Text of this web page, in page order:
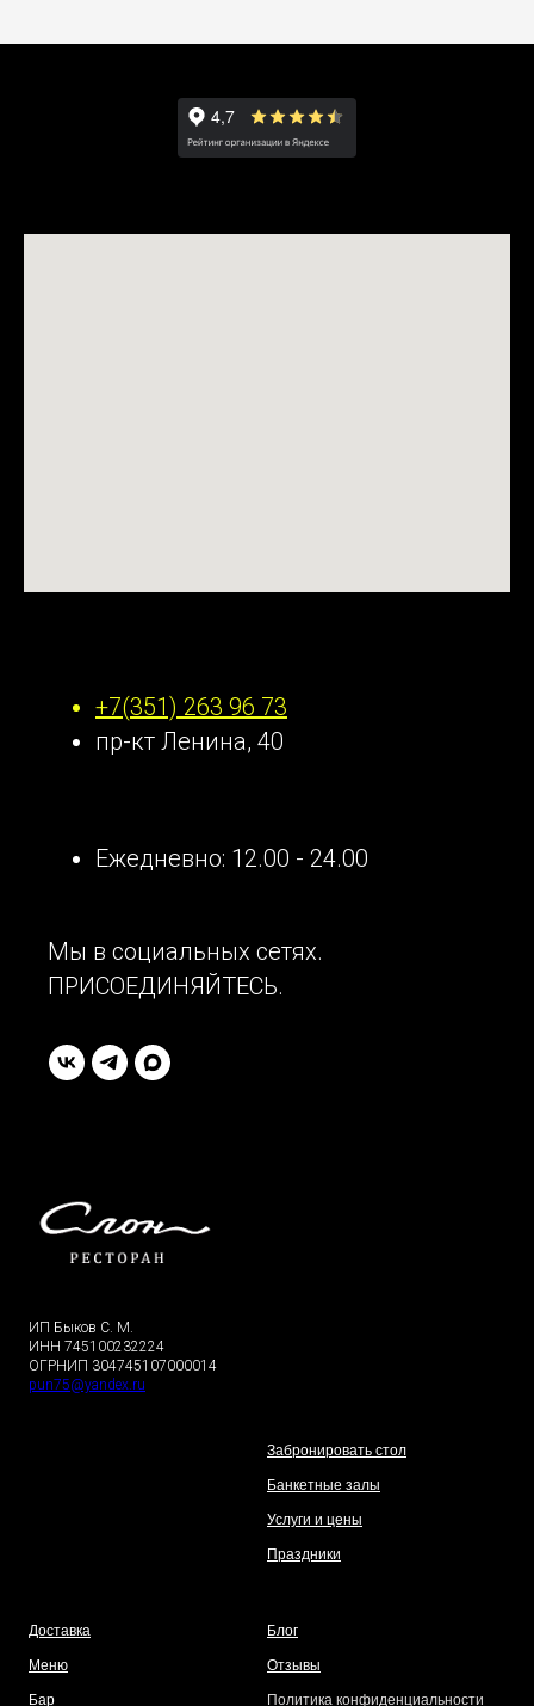
+7(351) 263 96 73
пр-кт Ленина, 40
Ежедневно: 12.00 - 24.00
Мы в социальных сетях.
ПРИСОЕДИНЯЙТЕСЬ.
ИП Быков С. М.
ИНН 745100232224
ОГРНИП 304745107000014
pun75@yandex.ru
Забронировать стол
Банкетные залы
Услуги и цены
Праздники
Доставка
Меню
Бар
Блог
Отзывы
Политика конфиденциальности